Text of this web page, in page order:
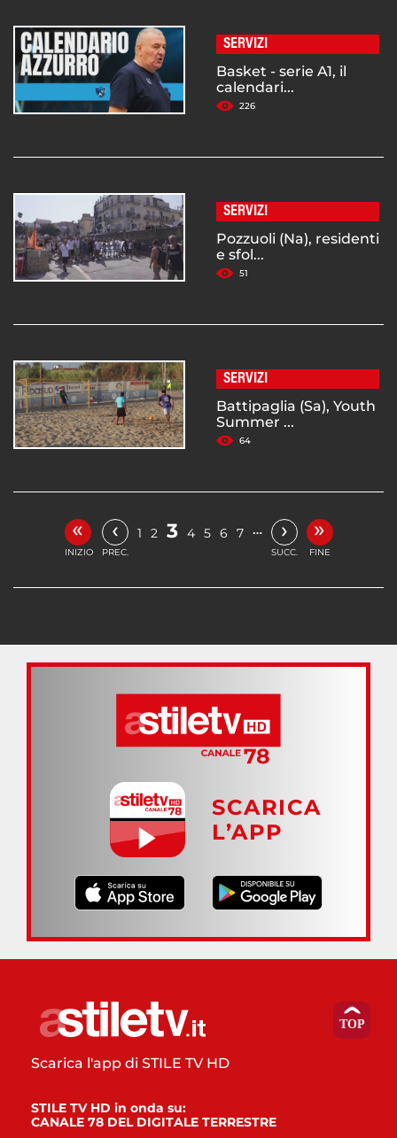
SERVIZI
Basket - serie A1, il
calendari...
226
SERVIZI
Pozzuoli (Na), residenti
e sfol...
51
SERVIZI
Battipaglia (Sa), Youth
Summer ...
64
«
INIZIO
‹
PREC.
1 2 3 4 5 6 7 … ›
SUCC.
»
FINE
SCARICA
L’APP
Scarica l'app di STILE TV HD
STILE TV HD in onda su:
CANALE 78 DEL DIGITALE TERRESTRE